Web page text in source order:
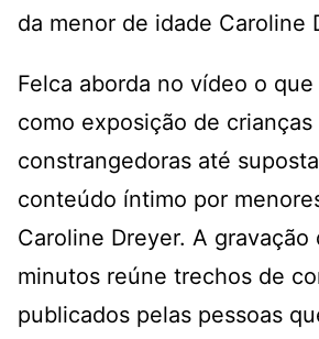
da menor de idade Caroline
Felca aborda no vídeo o
como exposição de
constrangedoras até
conteúdo íntimo por
Caroline Dreyer. A gravação
minutos reúne trechos de
publicados pelas pessoas